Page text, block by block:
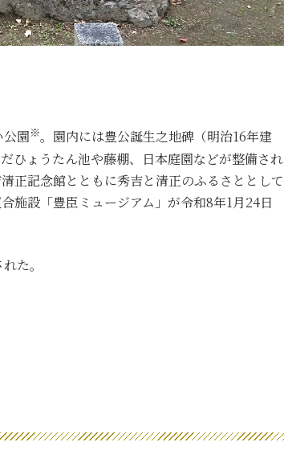
園※。園内には豊公誕生之地碑（明治16年建
ひょうたん池や藤棚、日本庭園などが整備され
正記念館とともに秀吉と清正のふるさととして
施設「豊臣ミュージアム」が令和8年1月24日
た。